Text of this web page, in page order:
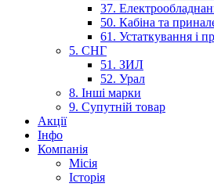
37.
50. Кабіна та
61. Устаткування і
5. СНГ
51. ЗИЛ
52. Урал
8. Інші марки
9. Супутній товар
Акції
Інфо
Компанія
Місія
Історія